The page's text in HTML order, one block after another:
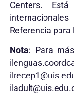
Centers.
Referencia para
Nota: Para